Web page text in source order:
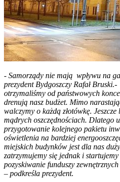
- Samorządy nie mają wpływu na
prezydent Bydgoszczy Rafał
otrzymaliśmy od państwowych
drenują nasz budżet. Mimo
walczymy o każdą złotówkę.
mądrych oszczędnościach. Dlatego
przygotowanie kolejnego pakietu
oświetlenia na bardziej
miejskich budynków jest dla nas
zatrzymujemy się jednak i
pozyskiwanie funduszy
– podkreśla prezydent.